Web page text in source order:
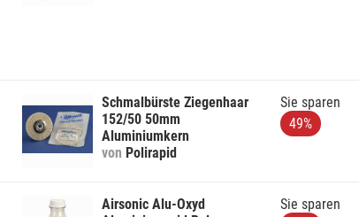
Schmalbürste Ziegenhaar
152/50 50mm
Aluminiumkern
von Polirapid
Sie sparen
49%
Airsonic Alu-Oxyd
Sie sparen